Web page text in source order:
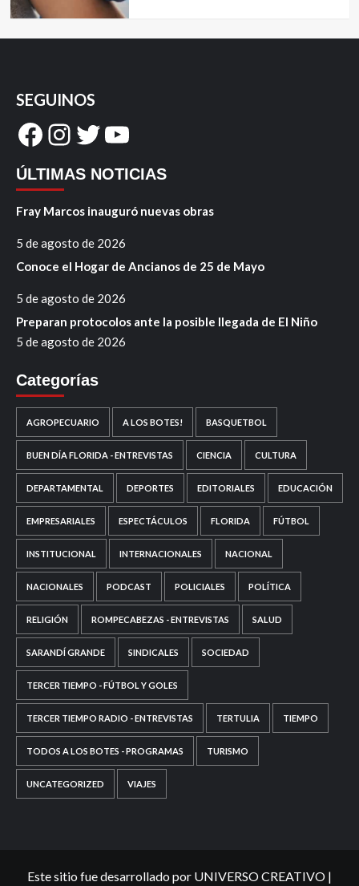
SEGUINOS
Facebook
Instagram
Twitter
YouTube
ÚLTIMAS NOTICIAS
Fray Marcos inauguró nuevas obras
5 de agosto de 2026
Conoce el Hogar de Ancianos de 25 de Mayo
5 de agosto de 2026
Preparan protocolos ante la posible llegada de El Niño
5 de agosto de 2026
Categorías
AGROPECUARIO A LOS BOTES! BASQUETBOL
BUEN DÍA FLORIDA - ENTREVISTAS CIENCIA CULTURA
DEPARTAMENTAL DEPORTES EDITORIALES EDUCACIÓN
EMPRESARIALES ESPECTÁCULOS FLORIDA FÚTBOL
INSTITUCIONAL INTERNACIONALES NACIONAL
NACIONALES PODCAST POLICIALES POLÍTICA
RELIGIÓN ROMPECABEZAS - ENTREVISTAS SALUD
SARANDÍ GRANDE SINDICALES SOCIEDAD
TERCER TIEMPO - FÚTBOL Y GOLES
TERCER TIEMPO RADIO - ENTREVISTAS TERTULIA TIEMPO
TODOS A LOS BOTES - PROGRAMAS TURISMO
UNCATEGORIZED VIAJES
Este sitio fue desarrollado por UNIVERSO CREATIVO |